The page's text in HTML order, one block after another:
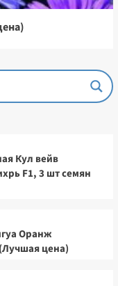
(Лучшая
Кул вейв
F1, 3 шт семян
Оранж
цена)